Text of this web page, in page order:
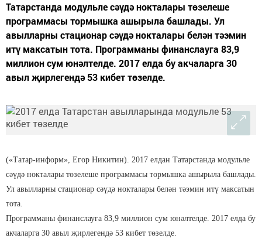
Татарстанда модульле сәүдә нокталары төзелеше
программасы тормышка ашырыла башлады. Ул
авылларны стационар сәүдә нокталары белән тәэмин
итү максатын тота. Программаны финанслауга 83,9
миллион сум юнәлтелде. 2017 елда бу акчаларга 30
авыл җирлегендә 53 кибет төзелде.
(«Татар-информ», Егор Никитин). 2017 елдан Татарстанда модульле
сәүдә нокталары төзелеше программасы тормышка ашырыла башлады.
Ул авылларны стационар сәүдә нокталары белән тәэмин итү максатын
тота.
Программаны финанслауга 83,9 миллион сум юнәлтелде. 2017 елда бу
акчаларга 30 авыл җирлегендә 53 кибет төзелде.